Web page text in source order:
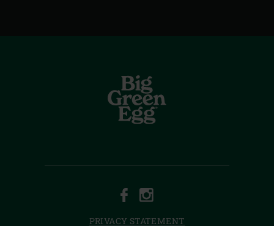
FACEBOOK
PRIVACY STATEMENT